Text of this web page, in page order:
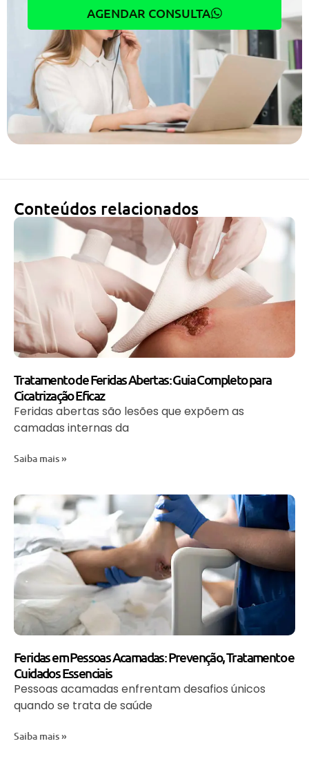
AGENDAR CONSULTA
Conteúdos relacionados
Tratamento de Feridas Abertas: Guia Completo para
Cicatrização Eficaz
Feridas abertas são lesões que expõem as
camadas internas da
Saiba mais »
Feridas em Pessoas Acamadas: Prevenção, Tratamento e
Cuidados Essenciais
Pessoas acamadas enfrentam desafios únicos
quando se trata de saúde
Saiba mais »